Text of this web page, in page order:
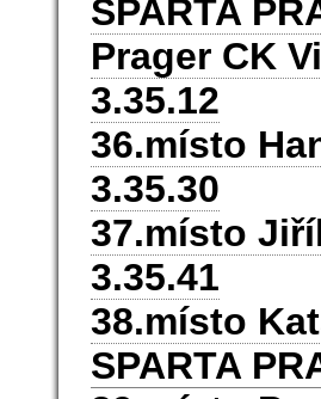
SPARTA
Prager CK
3.35.12
36.místo
3.35.30
37.místo
3.35.41
38.místo
SPARTA